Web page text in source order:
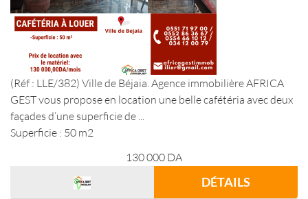
(Réf : LLE/382) Ville de Béjaia. Agence immobilière AFRICA
GEST vous propose en location une belle cafétéria avec deux
façades d’une superficie de ...
Superficie : 50 m2
130 000 DA
DÉTAILS